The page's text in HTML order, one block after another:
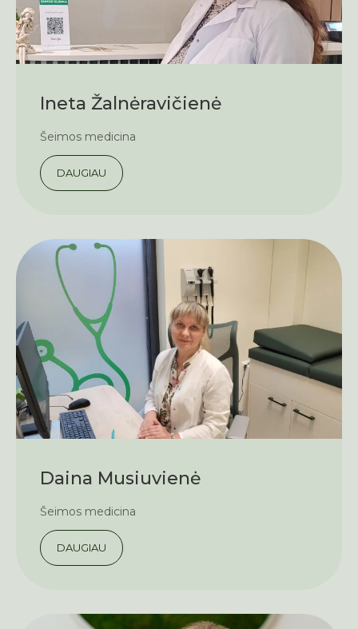
Ineta Žalnėravičienė
Šeimos medicina
DAUGIAU
Daina Musiuvienė
Šeimos medicina
DAUGIAU